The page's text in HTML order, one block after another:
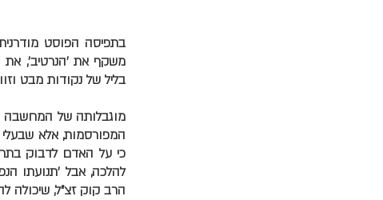
בתפיסה הפוסט
משקף את 'הנרטיב', את
בליל של נקודות מבט
מוגבלותה של המחשבה
המפורסמות, אלא
כי על האדם לדבוק
להלכה, אבל 'תנועתו
הרב קוק זצ"ל, שיכולה